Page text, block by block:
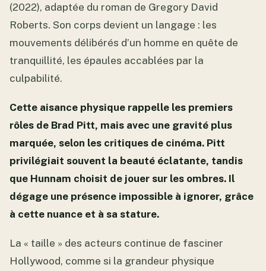
(2022), adaptée du roman de Gregory David
Roberts. Son corps devient un langage : les
mouvements délibérés d’un homme en quête de
tranquillité, les épaules accablées par la
culpabilité.
Cette aisance physique rappelle les premiers
rôles de Brad Pitt, mais avec une gravité plus
marquée, selon les critiques de cinéma. Pitt
privilégiait souvent la beauté éclatante, tandis
que Hunnam choisit de jouer sur les ombres. Il
dégage une présence impossible à ignorer, grâce
à cette nuance et à sa stature.
La « taille » des acteurs continue de fasciner
Hollywood, comme si la grandeur physique